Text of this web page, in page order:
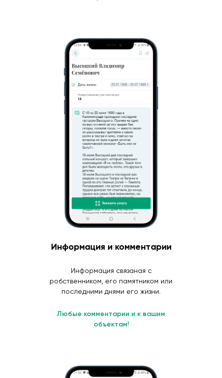
Информация и комментарии
Информация связаная с
робственником, его памятником или
последними днями его жизни.
Любые комментарии и к вашим
объектам!